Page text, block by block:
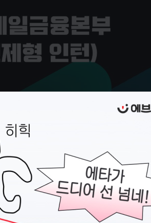
,이력서 부터 준비하세요